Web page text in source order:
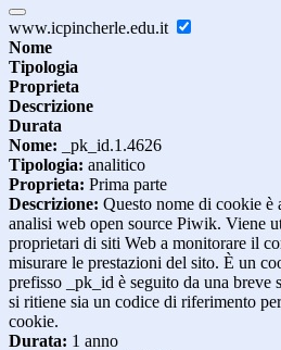
www.icpincherle.edu.it
Nome
Tipologia
Proprieta
Descrizione
Durata
Nome: _pk_id.1.4626
Tipologia: analitico
Proprieta: Prima parte
Descrizione: Questo nome di cookie è
analisi web open source Piwik. Viene
proprietari di siti Web a monitorare il
misurare le prestazioni del sito. È un
prefisso _pk_id è seguito da una breve
si ritiene sia un codice di riferimento
cookie.
Durata: 1 anno